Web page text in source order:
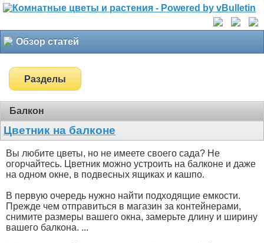
Обзор статей
Разделы
Балкон
Цветник на балконе
Вы любите цветы, но не имеете своего сада? Не
огорчайтесь. Цветник можно устроить на балконе и даже
на одном окне, в подвесных ящиках и кашпо.
В первую очередь нужно найти подходящие емкости.
Прежде чем отправиться в магазин за контейнерами,
снимите размеры вашего окна, замерьте длину и ширину
вашего балкона. ...